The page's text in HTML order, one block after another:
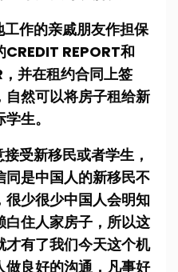
作的亲戚朋友作担保
REPORT和
并在租约合同上签
然可以将房子租给新
生。
受新移民或者学生，
是中国人的新移民不
少很少中国人会明知
住人家房子，所以这
有了我们今天这个机
良好的沟通，凡事好